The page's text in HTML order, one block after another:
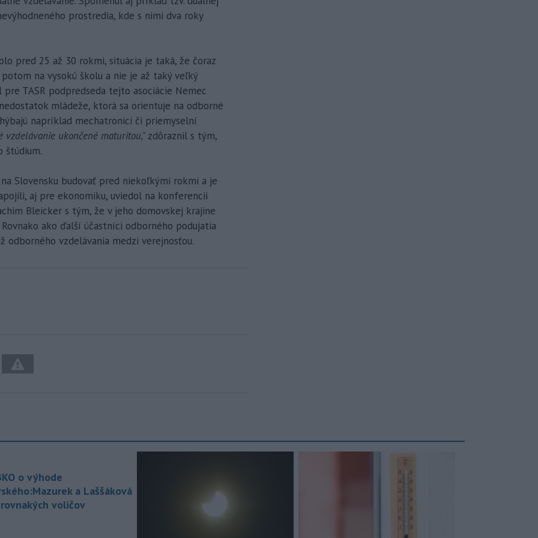
prostredia, kde s nimi dva roky
pred 25 až 30 rokmi, situácia je taká, že čoraz
na vysokú školu a nie je až taký veľký
TASR podpredseda tejto asociácie Nemec
mládeže, ktorá sa orientuje na odborné
napríklad mechatronici či priemyselní
vzdelávanie ukončené maturitou," zdôraznil s tým,
štúdium.
Slovensku budovať pred niekoľkými rokmi a je
aj pre ekonomiku, uviedol na konferencii
Bleicker s tým, že v jeho domovskej krajine
ako ďalší účastníci odborného podujatia
vzdelávania medzi verejnosťou.
o výhode
a Laššáková
voličov